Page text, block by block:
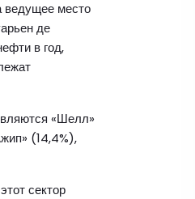
ведущее место
де
в год,
«Шелл»
(14,4%),
сектор